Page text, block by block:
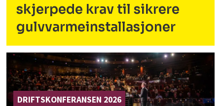
skjerpede krav til sikrere
gulvvarmeinstallasjoner
DRIFTSKONFERANSEN 2026